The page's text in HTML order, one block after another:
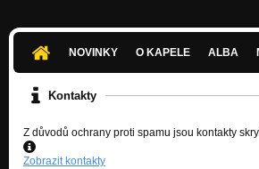
100% R'n'R
Womanizer
NOVINKY O KAPELE ALBA
Kontakty
Z důvodů ochrany proti spamu jsou kontakty
Zobrazit kontakty